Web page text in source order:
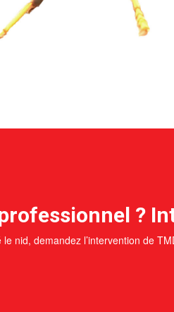
?
nid, demandez l’intervention de